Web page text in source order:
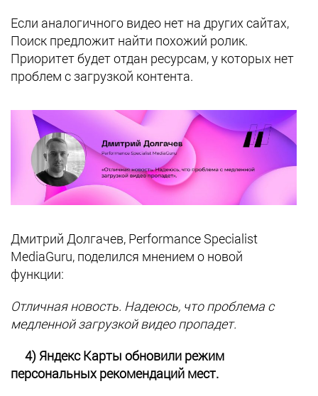
Если аналогичного видео нет на других сайтах,
Поиск предложит найти похожий ролик.
Приоритет будет отдан ресурсам, у которых нет
проблем с загрузкой контента.
Дмитрий Долгачев, Performance Specialist
MediaGuru, поделился мнением о новой
функции:
Отличная новость. Надеюсь, что проблема с
медленной загрузкой видео пропадет.
4) Яндекс Карты обновили режим
персональных рекомендаций мест.